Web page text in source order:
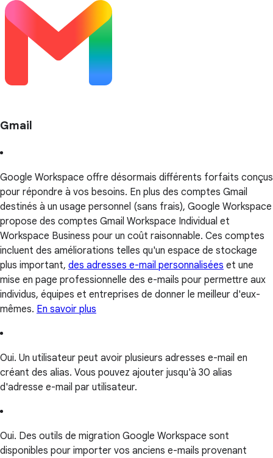
Gmail
Google Workspace offre désormais différents forfaits conçus
pour répondre à vos besoins. En plus des comptes Gmail
destinés à un usage personnel (sans frais), Google Workspace
propose des comptes Gmail Workspace Individual et
Workspace Business pour un coût raisonnable. Ces comptes
incluent des améliorations telles qu'un espace de stockage
plus important, des adresses e-mail personnalisées et une
mise en page professionnelle des e-mails pour permettre aux
individus, équipes et entreprises de donner le meilleur d'eux-
mêmes. En savoir plus
Oui. Un utilisateur peut avoir plusieurs adresses e-mail en
créant des alias. Vous pouvez ajouter jusqu'à 30 alias
d'adresse e-mail par utilisateur.
Oui. Des outils de migration Google Workspace sont
disponibles pour importer vos anciens e-mails provenant